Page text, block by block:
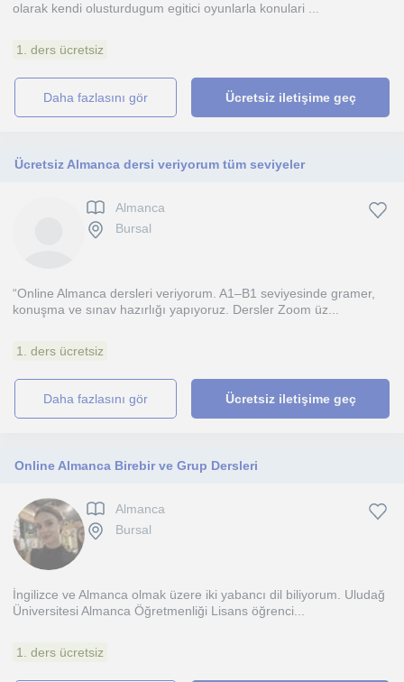
olarak kendi olusturdugum egitici oyunlarla konulari ...
1. ders ücretsiz
daha fazlasını gör Ücretsiz iletişime geç
Ücretsiz Almanca dersi veriyorum tüm seviyeler
Almanca
Bursal
“Online Almanca dersleri veriyorum. A1–B1 seviyesinde gramer,
konuşma ve sınav hazırlığı yapıyoruz. Dersler Zoom üz...
1. ders ücretsiz
daha fazlasını gör Ücretsiz iletişime geç
Online Almanca Birebir ve Grup Dersleri
Almanca
Bursal
İngilizce ve Almanca olmak üzere iki yabancı dil biliyorum. Uludağ
Üniversitesi Almanca Öğretmenliği Lisans öğrenci...
1. ders ücretsiz